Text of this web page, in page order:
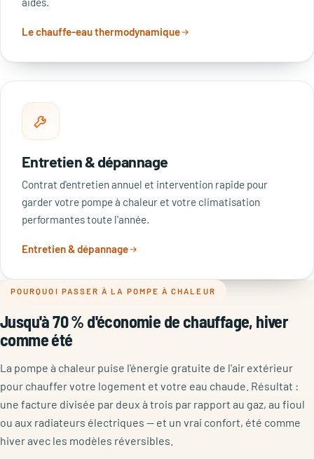
Le chauffe-eau thermodynamique
Entretien & dépannage
Contrat d'entretien annuel et intervention rapide pour
garder votre pompe à chaleur et votre climatisation
performantes toute l'année.
Entretien & dépannage
POURQUOI PASSER À LA POMPE À CHALEUR
Jusqu'à 70 % d'économie de chauffage, hiver
comme été
La pompe à chaleur puise l'énergie gratuite de l'air extérieur
pour chauffer votre logement et votre eau chaude. Résultat :
une facture divisée par deux à trois par rapport au gaz, au fioul
ou aux radiateurs électriques — et un vrai confort, été comme
hiver avec les modèles réversibles.